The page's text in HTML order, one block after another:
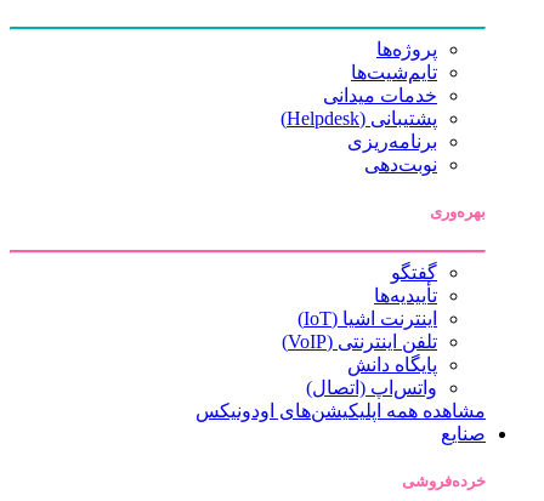
پروژه‌ها
تایم‌شیت‌ها
خدمات میدانی
پشتیبانی (Helpdesk)
برنامه‌ریزی
نوبت‌دهی
بهره‌وری
گفتگو
تأییدیه‌ها
اینترنت اشیا (IoT)
تلفن اینترنتی (VoIP)
پایگاه دانش
واتس‌اپ (اتصال)
مشاهده همه اپلیکیشن‌های اودونیکس
صنایع
خرده‌فروشی